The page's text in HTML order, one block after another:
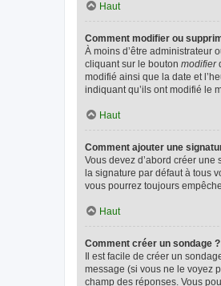
Haut
Comment modifier ou
À moins d’être administrateur
cliquant sur le bouton modifier
modifié ainsi que la date et
indiquant qu’ils ont modifié le
Haut
Comment ajouter une
Vous devez d’abord créer
la signature par défaut à tous
vous pourrez toujours
Haut
Comment créer un sondage ?
Il est facile de créer un
message (si vous ne le voyez
champ des réponses. Vous